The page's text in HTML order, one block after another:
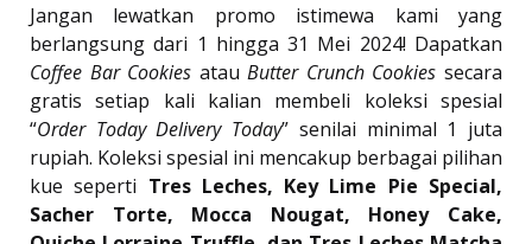
Jangan lewatkan promo istimewa kami yang
berlangsung dari 1 hingga 31 Mei 2024! Dapatkan
Coffee Bar Cookies atauButter Crunch Cookies secara
gratis setiap kali kalian membeli koleksi spesial
“Order Today Delivery Today” senilai minimal 1 juta
rupiah. Koleksi spesial ini mencakup berbagai pilihan
kue seperti Tres Leches, Key Lime Pie Special,
Sacher Torte, Mocca Nougat, Honey Cake,